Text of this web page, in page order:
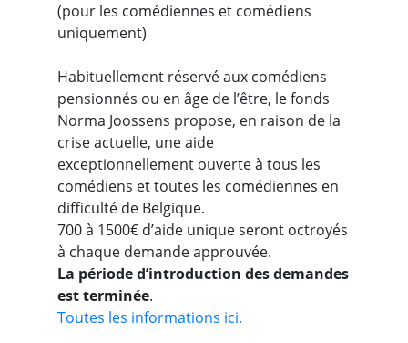
(pour les comédiennes et comédiens
uniquement)
Habituellement réservé aux comédiens
pensionnés ou en âge de l’être, le fonds
Norma Joossens propose, en raison de la
crise actuelle, une aide
exceptionnellement ouverte à tous les
comédiens et toutes les comédiennes en
difficulté de Belgique.
700 à 1500€ d’aide unique seront octroyés
à chaque demande approuvée.
La période d’introduction des demandes
est terminée.
Toutes les informations ici.